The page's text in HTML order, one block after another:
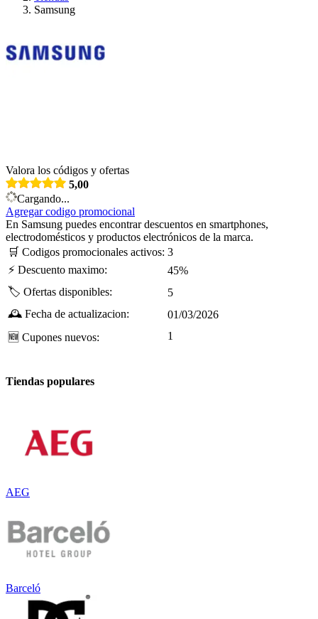
Samsung
Valora los códigos y ofertas
5,00
Cargando...
Agregar codigo promocional
En Samsung puedes encontrar descuentos en smartphones,
electrodomésticos y productos electrónicos de la marca.
🛒 Codigos promocionales activos: 3
⚡ Descuento maximo:
45%
🏷️ Ofertas disponibles:
5
🕰️ Fecha de actualizacion:
01/03/2026
🆕 Cupones nuevos: 1
Tiendas populares
AEG
Barceló